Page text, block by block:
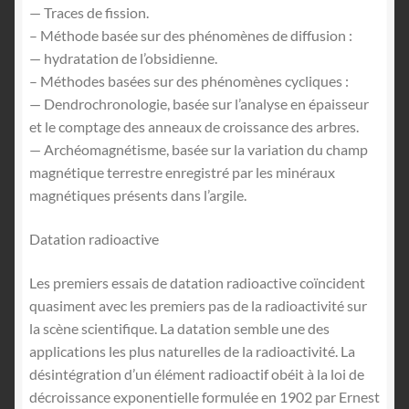
— Traces de fission.
– Méthode basée sur des phénomènes de diffusion :
— hydratation de l’obsidienne.
– Méthodes basées sur des phénomènes cycliques :
— Dendrochronologie, basée sur l’analyse en épaisseur
et le comptage des anneaux de croissance des arbres.
— Archéomagnétisme, basée sur la variation du champ
magnétique terrestre enregistré par les minéraux
magnétiques présents dans l’argile.
Datation radioactive
Les premiers essais de datation radioactive coïncident
quasiment avec les premiers pas de la radioactivité sur
la scène scientifique. La datation semble une des
applications les plus naturelles de la radioactivité. La
désintégration d’un élément radioactif obéit à la loi de
décroissance exponentielle formulée en 1902 par Ernest